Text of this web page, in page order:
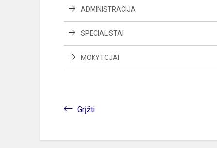
ADMINISTRACIJA
SPECIALISTAI
MOKYTOJAI
Grįžti